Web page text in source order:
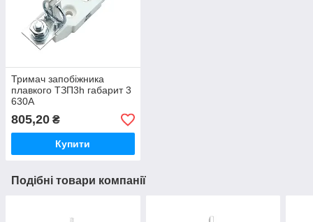
Тримач запобіжника
плавкого ТЗП3h габарит 3
630А
805,20 ₴
Купити
Подібні товари компанії